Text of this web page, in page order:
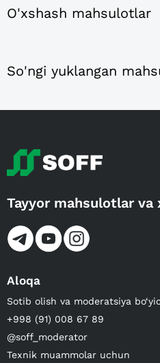
O'xshash mahsulotlar
So'ngi yuklangan
Tayyor mahsulotlar
Aloqa
Sotib olish va moderatsiya
+998 (91) 008 67 89
@soff_moderator
Texnik muammolar uchun